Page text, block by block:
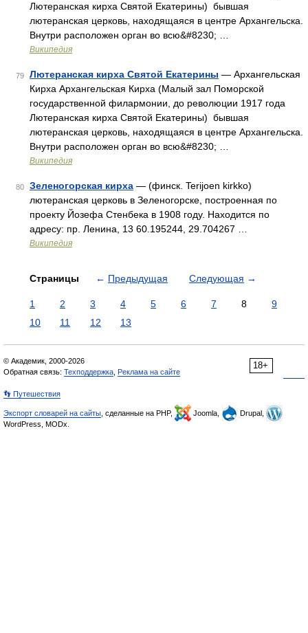
Лютеранская кирха Святой Екатерины) бывшая
лютеранская церковь, находящаяся в центре Архангельска.
Внутри расположен орган во всю&#8230; …
Википедия
79 Лютеранская кирха Святой Екатерины — Архангельская
Кирха Архангельская Кирха (Малый зал Поморской
государственной филармонии, до революции 1917 года
Лютеранская кирха Святой Екатерины) бывшая
лютеранская церковь, находящаяся в центре Архангельска.
Внутри расположен орган во всю&#8230; …
Википедия
80 Зеленогорская кирха — (финск. Terijoen kirkko)
лютеранская церковь в Зеленогорске, построенная по
проекту Йозефа Стенбека в 1908 году. Находится по
адресу: пр. Ленина, 13 60.195244, 29.704267 …
Википедия
Страницы ← Предыдущая Следующая →
1 2 3 4 5 6 7 8
9
10
11 12 13
18+
© Академик, 2000-2026
Обратная связь: Техподдержка Реклама на сайте
👣 Путешествия
Экспорт словарей на сайты , сделанные на PHP, Joomla,
Drupal,
WordPress, MODx.